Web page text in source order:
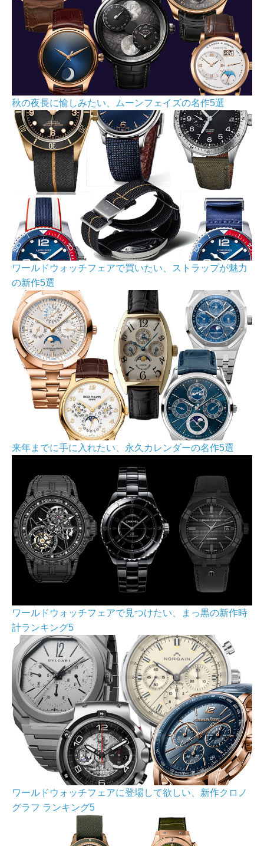
秋の夜長に愉しみたい、ムーンフェイズの名作5選
ワールドウォッチフェアで買いたい、ストラップが魅力
の新作5選
来年までに手に入れたい、永久カレンダーの名作5選
ワールドウォッチフェアで見つけたい、まっ黒の新作時
計ランキング5
ワールドウォッチフェアに登場して欲しい、新作クロノ
グラフ ランキング5